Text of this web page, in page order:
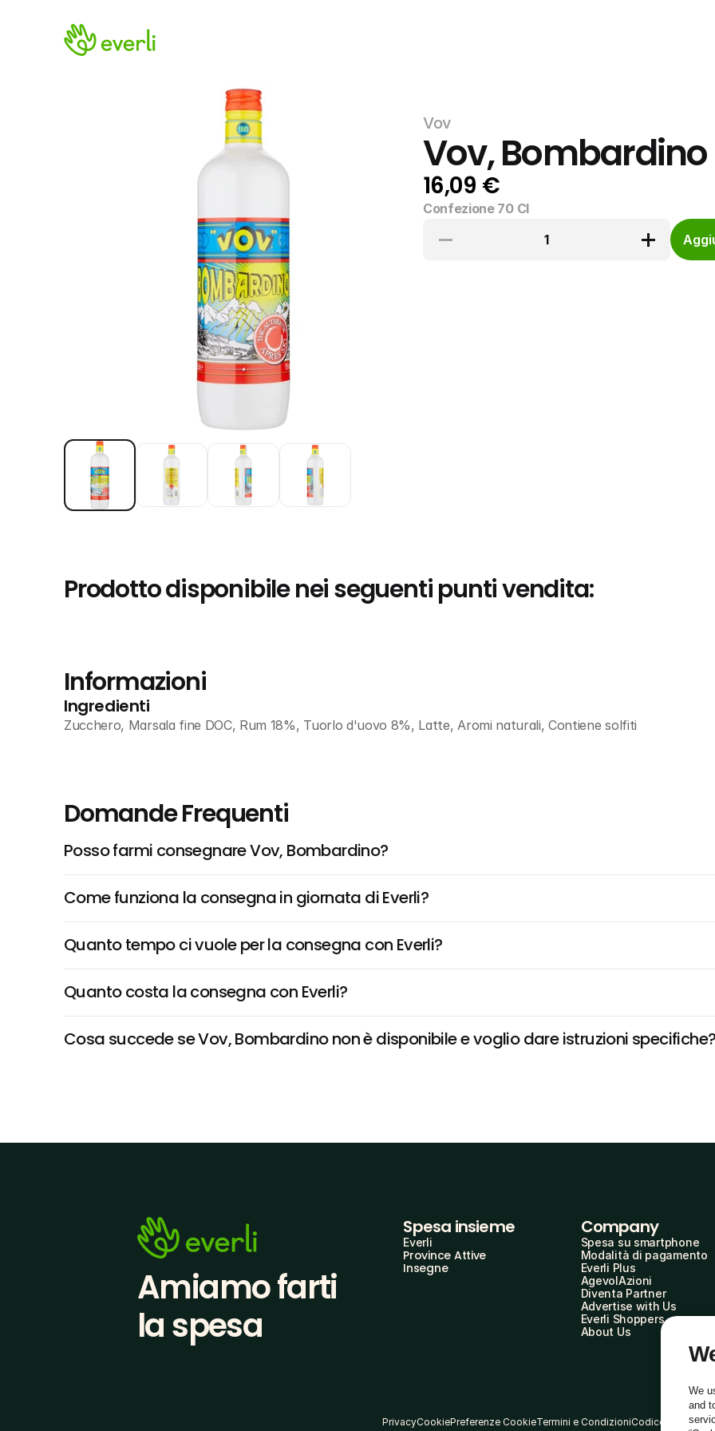
Vov
Vov, Bombardino
16,09 €
Confezione 70 Cl
1
Prodotto disponibile nei seguenti punti vendita:
Informazioni
Ingredienti
Zucchero, Marsala fine DOC, Rum 18%, Tuorlo d'uovo 8%, Latte, Aromi naturali, Contiene solfiti
Domande Frequenti
Posso farmi consegnare Vov, Bombardino?
Come funziona la consegna in giornata di Everli?
Quanto tempo ci vuole per la consegna con Everli?
Quanto costa la consegna con Everli?
Cosa succede se Vov, Bombardino non è disponibile e voglio dare istruzioni
Amiamo farti
la spesa
Spesa insieme
Everli
Province Attive
Insegne
Company
Spesa su smartphone
Modalità di pagamento
Everli Plus
AgevolAzioni
Diventa Partner
Advertise with Us
Everli Shoppers
About Us
PrivacyCookiePreferenze CookieTermini e CondizioniCodice Etico
We
and